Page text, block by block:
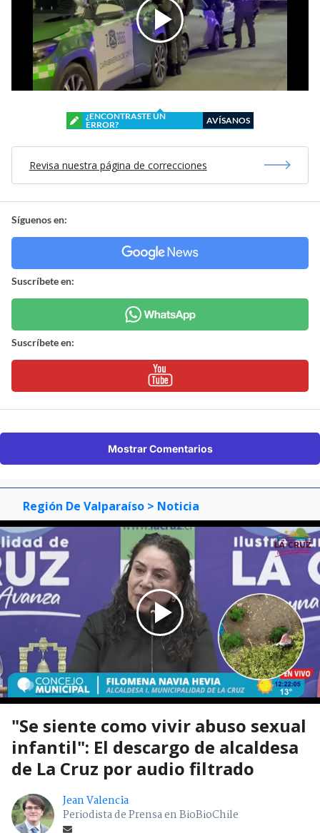
¿ENCONTRASTE UN
ERROR?
AVÍSANOS
Revisa nuestra página de correcciones
Síguenos en:
Suscríbete en:
Suscríbete en:
Mostrar Comentarios
Región De Valparaíso > Noticia
"Se siente como vivir abuso sexual
infantil": El descargo de alcaldesa
de La Cruz por audio filtrado
Jean Valencia
Periodista de Prensa en BioBioChile